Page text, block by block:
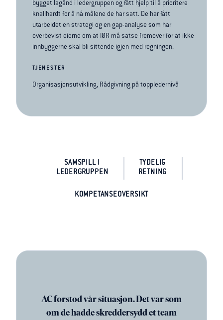
bygget lagånd i ledergruppen og fått hjelp til å prioritere
knallhardt for å nå målene de har satt. De har fått
utarbeidet en strategi og en gap-analyse som har
overbevist eierne om at IØR må satse fremover for at ikke
innbyggerne skal bli sittende igjen med regningen.
TJENESTER
Organisasjonsutvikling, Rådgivning på toppledernivå
SAMSPILL I
LEDERGRUPPEN
TYDELIG
RETNING
KOMPETANSEOVERSIKT
AC forstod vår situasjon. Det var som
om de hadde skreddersydd et team